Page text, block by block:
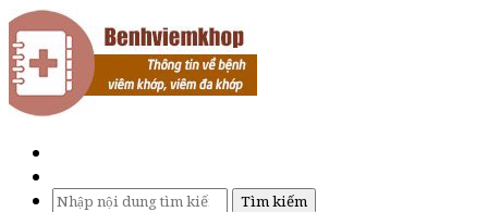
Tìm kiếm